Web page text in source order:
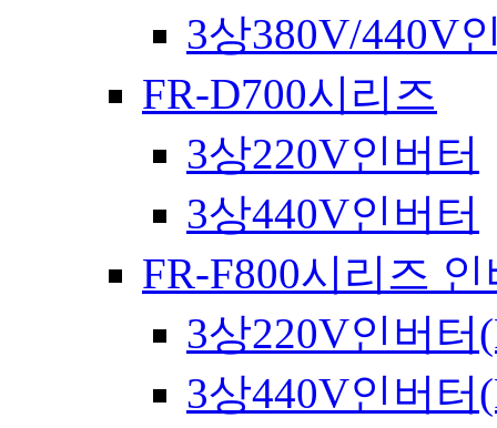
3상380V/440V
FR-D700시리즈
3상220V인버터
3상440V인버터
FR-F800시리즈
3상220V인버터
3상440V인버터